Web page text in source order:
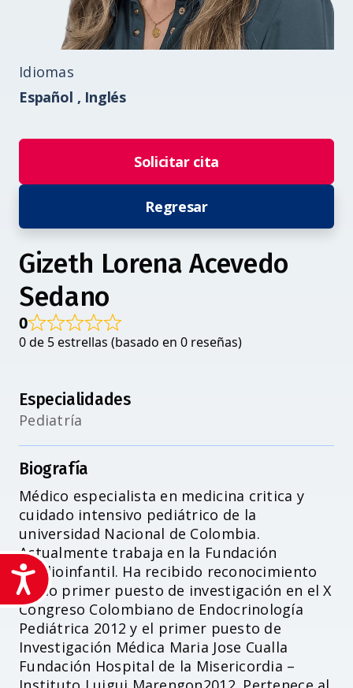
Accesibilidad
Idiomas
Español , Inglés
Solicitar cita
Regresar
Gizeth Lorena Acevedo
Sedano
0
0 de 5 estrellas (basado en 0 reseñas)
Especialidades
Pediatría
Biografía
Médico especialista en medicina critica y
cuidado intensivo pediátrico de la
universidad Nacional de Colombia.
Actualmente trabaja en la Fundación
Cardioinfantil. Ha recibido reconocimiento
como primer puesto de investigación en el X
Congreso Colombiano de Endocrinología
Pediátrica 2012 y el primer puesto de
Investigación Médica Maria Jose Cualla
Fundación Hospital de la Misericordia –